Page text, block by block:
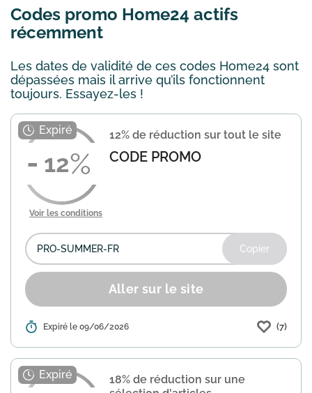
Codes promo Home24 actifs
récemment
Les dates de validité de ces codes Home24 sont
dépassées mais il arrive qu’ils fonctionnent
toujours. Essayez-les !
12
12% de réduction sur tout le site
CODE PROMO
Voir les conditions
Copier
Aller sur le site
Détails : Home24 propose une réduction de 12%
Utilisez le code PRO-SUMMER-FR lors
de votre commande pour bénéficier de
cette offre. Valable sur tou... En savoir
Expiré le 09/06/2026 (7)
18% de réduction sur une